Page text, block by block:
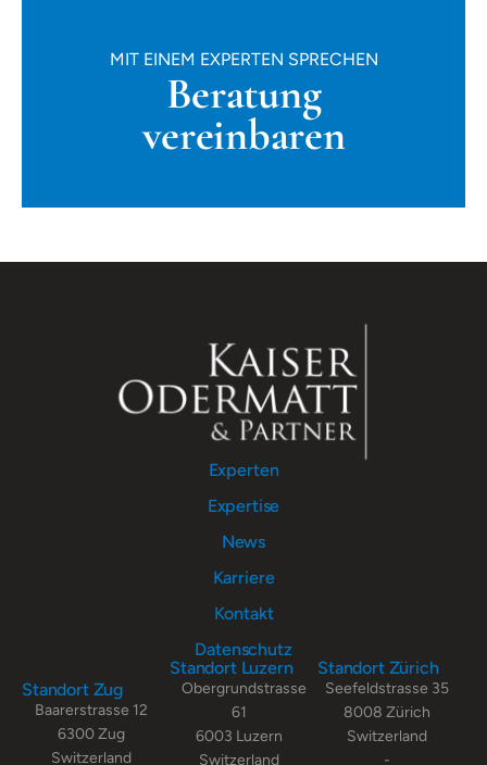
MIT EINEM EXPERTEN SPRECHEN
Beratung
vereinbaren
Experten
Expertise
News
Karriere
Kontakt
Datenschutz
Standort Zug
Baarerstrasse 12
6300 Zug
Switzerland
Standort Luzern
Obergrundstrasse
61
6003 Luzern
Switzerland
Standort Zürich
Seefeldstrasse 35
8008 Zürich
Switzerland
-